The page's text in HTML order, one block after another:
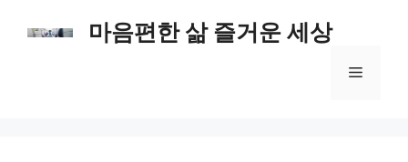
마음편한 삶 즐거운 세상
메